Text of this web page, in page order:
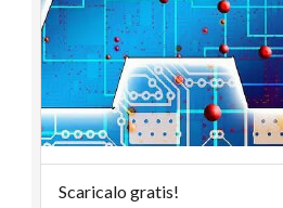
Scaricalo gratis!